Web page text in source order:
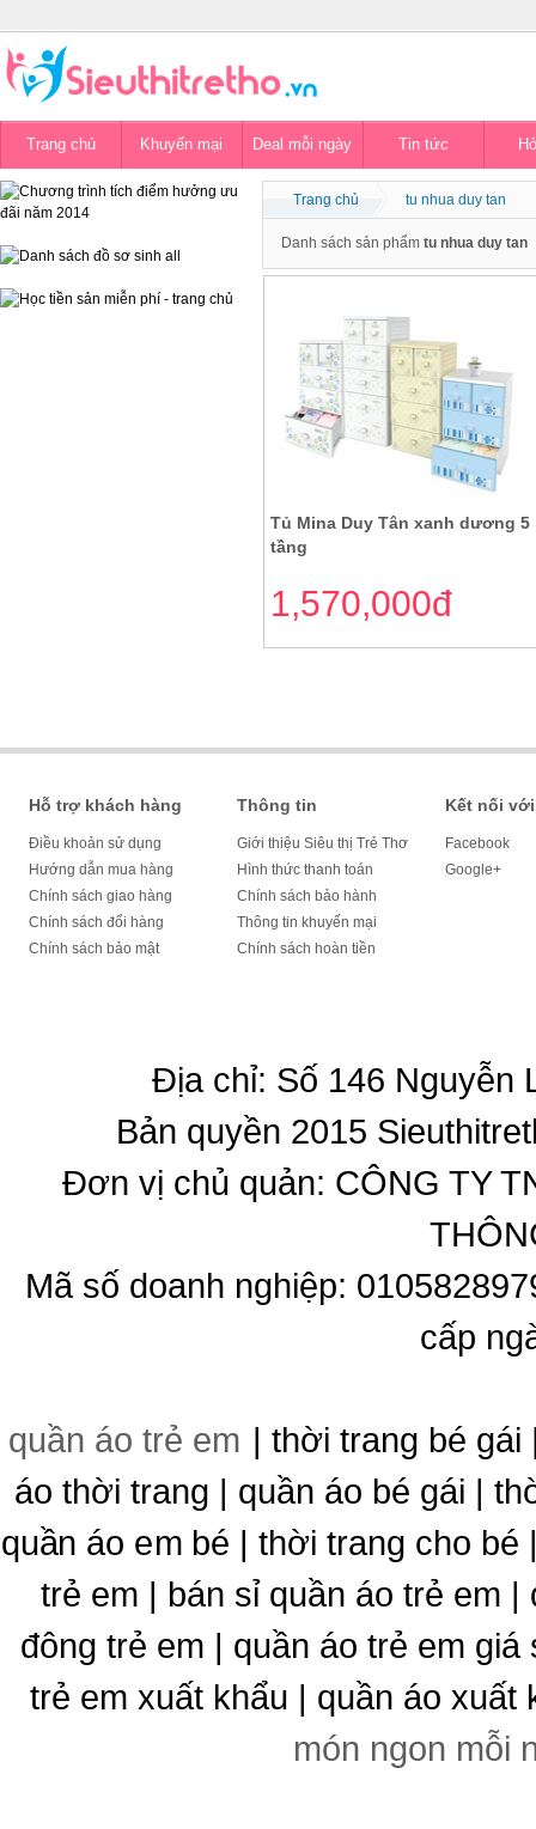
Trang chủ Khuyến mại Deal mỗi ngày Tin tức
Trang chủ tu nhua duy tan
Danh sách sản phẩm tu nhua duy tan
Tủ Mina Duy Tân xanh dương 5
tầng
1,570,000đ
Hỗ trợ khách hàng
Điều khoản sử dụng
Hướng dẫn mua hàng
Chính sách giao hàng
Chính sách đổi hàng
Chính sách bảo mật
Thông tin
Giới thiệu Siêu thị Trẻ Thơ
Hình thức thanh toán
Chính sách bảo hành
Thông tin khuyến mại
Chính sách hoàn tiền
Kết nối
Facebook
Google+
Địa chỉ: Số 146 Nguyễn
Bản quyền 2015
Đơn vị chủ quản: CÔNG TY
Mã số doanh nghiệp:
cấp
quần áo trẻ em | thời trang bé gái
áo thời trang | quần áo bé gái |
quần áo em bé | thời trang cho
trẻ em | bán sỉ quần áo trẻ em
đông trẻ em | quần áo trẻ em
trẻ em xuất khẩu | quần áo xuất
món ngon mỗi